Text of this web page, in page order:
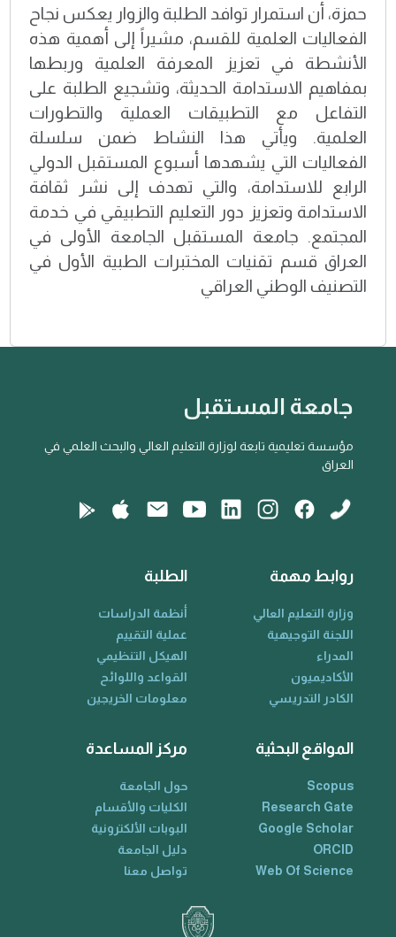
حمزة، أن استمرار توافد الطلبة والزوار يعكس نجاح
الفعاليات العلمية للقسم، مشيراً إلى أهمية هذه
الأنشطة في تعزيز المعرفة العلمية وربطها
بمفاهيم الاستدامة الحديثة، وتشجيع الطلبة على
التفاعل مع التطبيقات العملية والتطورات
العلمية. ويأتي هذا النشاط ضمن سلسلة
الفعاليات التي يشهدها أسبوع المستقبل الدولي
الرابع للاستدامة، والتي تهدف إلى نشر ثقافة
الاستدامة وتعزيز دور التعليم التطبيقي في خدمة
المجتمع. جامعة المستقبل الجامعة الأولى في
العراق قسم تقنيات المختبرات الطبية الأول في
التصنيف الوطني العراقي
جامعة المستقبل
مؤسسة تعليمية تابعة لوزارة التعليم العالي والبحث العلمي في
العراق
روابط مهمة
وزارة التعليم العالي
اللجنة التوجيهية
المدراء
الأكاديميون
الكادر التدريسي
الطلبة
أنظمة الدراسات
عملية التقييم
الهيكل التنظيمي
القواعد واللوائح
معلومات الخريجين
المواقع البحثية
Scopus
Research Gate
Google Scholar
ORCID
Web Of Science
مركز المساعدة
حول الجامعة
الكليات والأقسام
البوبات الألكترونية
دليل الجامعة
تواصل معنا